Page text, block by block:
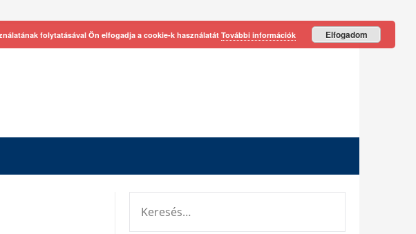
folytatásával Ön elfogadja a cookie-k használatát További információk Elfogadom